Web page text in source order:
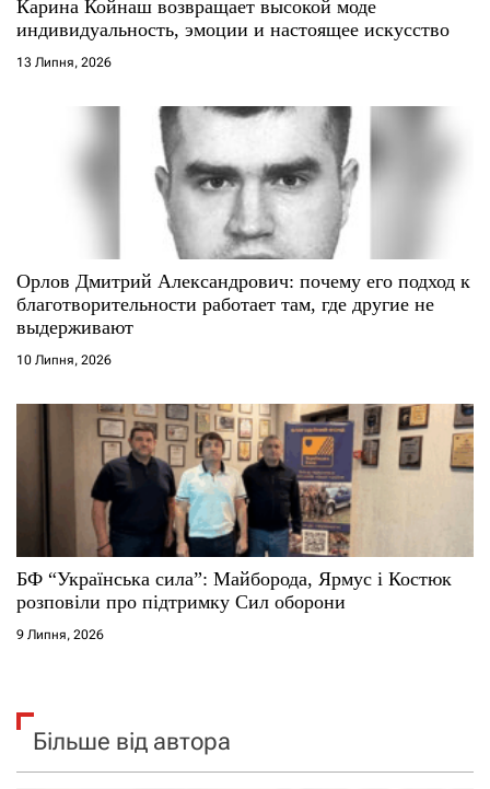
і
в
Карина Койнаш возвращает высокой моде
индивидуальность, эмоции и настоящее искусство
13 Липня, 2026
Орлов Дмитрий Александрович: почему его подход к
благотворительности работает там, где другие не
выдерживают
10 Липня, 2026
БФ “Українська сила”: Майборода, Ярмус і Костюк
розповіли про підтримку Сил оборони
9 Липня, 2026
Більше від автора